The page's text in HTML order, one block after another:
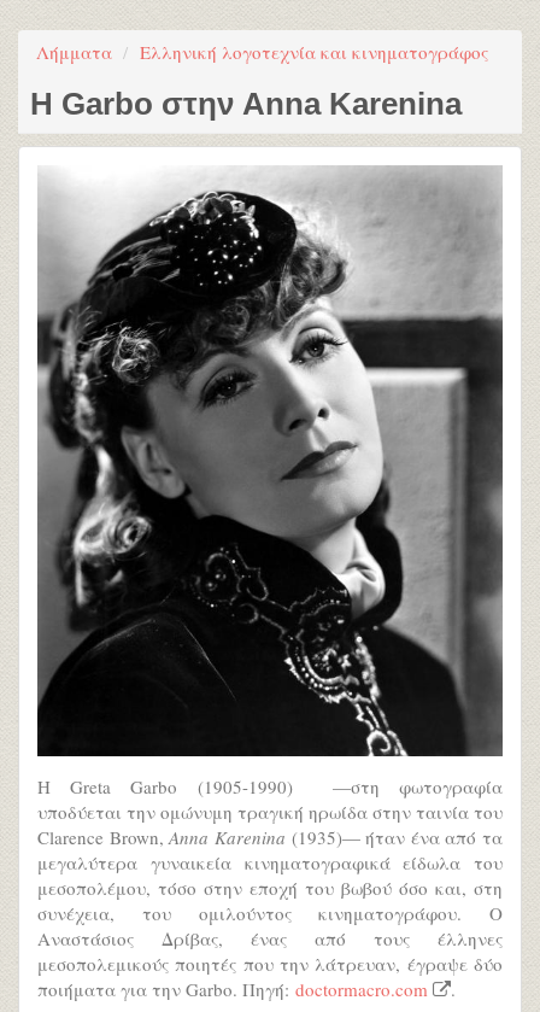
Λήμματα Ελληνική λογοτεχνία και κινηματογράφος
Η Garbo στην Anna Karenina
Η Greta Garbo (1905-1990) —στη φωτογραφία
υποδύεται την ομώνυμη τραγική ηρωίδα στην ταινία του
Clarence Brown,Anna Karenina (1935)— ήταν ένα από τα
μεγαλύτερα γυναικεία κινηματογραφικά είδωλα του
μεσοπολέμου, τόσο στην εποχή του βωβού όσο και, στη
συνέχεια, του ομιλούντος κινηματογράφου. Ο
Αναστάσιος Δρίβας, ένας από τους έλληνες
μεσοπολεμικούς ποιητές που την λάτρευαν, έγραψε δύο
ποιήματα για την Garbo. Πηγή: doctormacro.com .